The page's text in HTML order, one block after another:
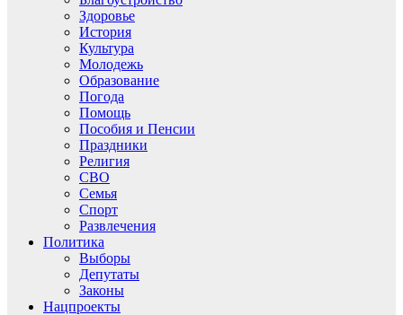
Здоровье
История
Культура
Молодежь
Образование
Погода
Помощь
Пособия и Пенсии
Праздники
Религия
СВО
Семья
Спорт
Развлечения
Политика
Выборы
Депутаты
Законы
Нацпроекты